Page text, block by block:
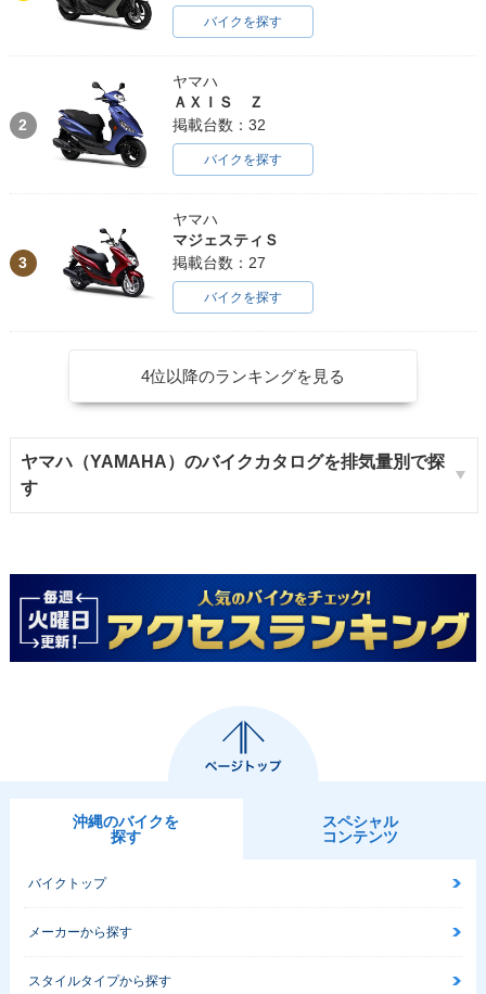
バイクを探す
2
ヤマハ
ＡＸＩＳ Ｚ
掲載台数：32
バイクを探す
3
ヤマハ
マジェスティＳ
掲載台数：27
バイクを探す
4位以降のランキングを見る
ヤマハ（YAMAHA）のバイクカタログを排気量別で探
す
沖縄のバイクを
探す
スペシャル
コンテンツ
バイクトップ
メーカーから探す
スタイルタイプから探す